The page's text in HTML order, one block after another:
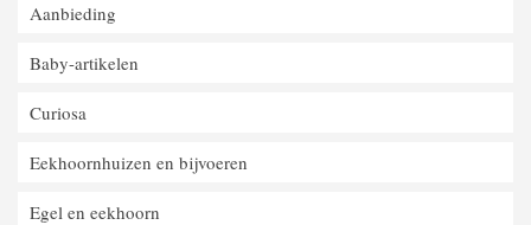
Aanbieding
Baby-artikelen
Curiosa
Eekhoornhuizen en bijvoeren
Egel en eekhoorn